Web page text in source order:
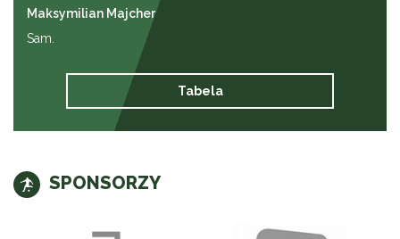
Maksymilian Majcher
Sam.
Tabela
SPONSORZY